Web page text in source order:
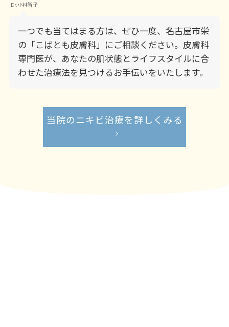
Dr.小林智子
一つでも当てはまる方は、ぜひ一度、名古屋市栄
の「こばとも皮膚科」にご相談ください。皮膚科
専門医が、あなたの肌状態とライフスタイルに合
わせた治療法を見つけるお手伝いをいたします。
当院のニキビ治療を詳しくみる